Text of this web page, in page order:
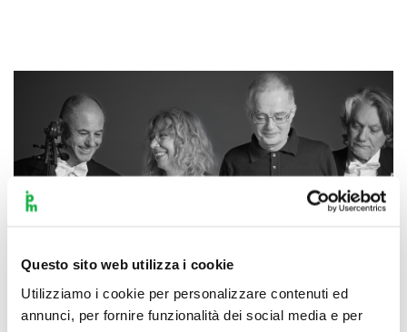
Questo sito web utilizza i cookie
Utilizziamo i cookie per personalizzare contenuti ed
annunci, per fornire funzionalità dei social media e per